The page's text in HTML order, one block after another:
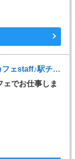
週3日～ok◎有名チーズケーキ店のカフェstaff♪駅チカ◎
ェでお仕事しま